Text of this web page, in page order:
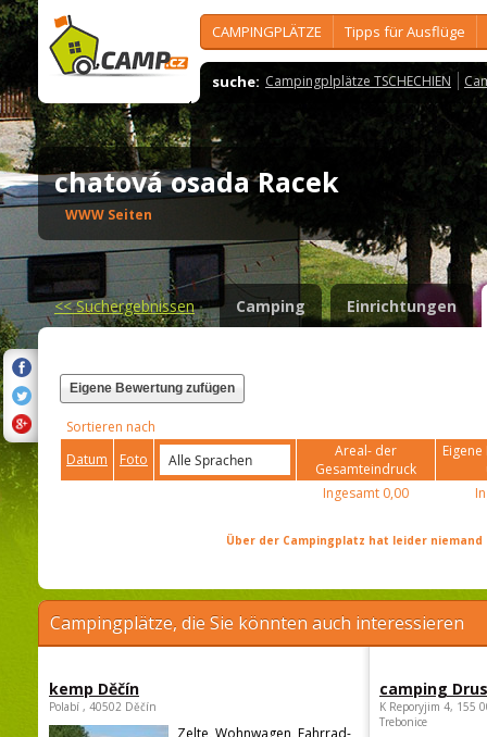
CAMPINGPLÄTZE Tipps für Ausflüge
suche: Campingplplätze TSCHECHIEN
chatová osada Racek
WWW Seiten
<<Suchergebnissen Camping Einrichtungen
Eigene Bewertung zufügen
Sortieren nach
Datum
Foto
Areal- der
Gesamteindruck
Ingesamt 0,00
Über der Campingplatz hat leider
Campingplätze, die Sie könnten auch interessieren
kemp Děčín
Polabí , 40502 Děčín
camping
K Reporyjim 4, 155
Trebonice